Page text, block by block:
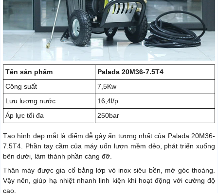
Tên sản phẩm
Palada 20M36-7.5T4
Công suất
7,5Kw
Lưu lượng nước
16,4l/p
Áp lực tối đa
250bar
Tạo hình đẹp mắt là điểm dễ gây ấn tượng nhất của Palada 20M36-
7.5T4. Phần tay cầm của máy uốn lượn mềm dẻo, phát triển xuống
bên dưới, làm thành phần cáng đỡ.
Thân máy được gia cố bằng lớp vỏ inox siêu bền, mở góc thoáng.
Vậy nên, giúp hạ nhiệt nhanh linh kiện khi hoạt động với cường độ
cao.